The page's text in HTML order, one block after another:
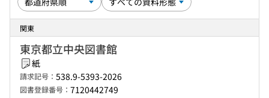
関東
東京都立中央図書館
紙
請求記号： 538.9-5393-2026
図書登録番号： 7120442749